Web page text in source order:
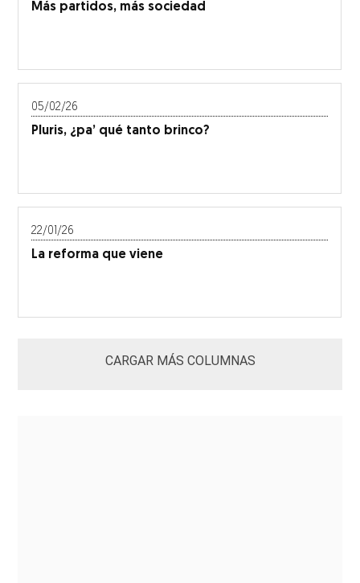
Más partidos, más sociedad
05/02/26
Pluris, ¿pa’ qué tanto brinco?
22/01/26
La reforma que viene
CARGAR MÁS COLUMNAS